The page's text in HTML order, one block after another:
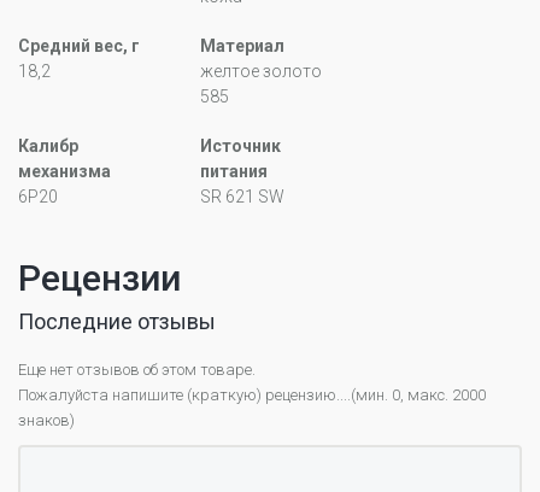
Средний вес, г
18,2
Материал
желтое золото
585
Калибр
механизма
6Р20
Источник
питания
SR 621 SW
Рецензии
Последние отзывы
Еще нет отзывов об этом товаре.
Пожалуйста напишите (краткую) рецензию....(мин. 0, макс. 2000
знаков)